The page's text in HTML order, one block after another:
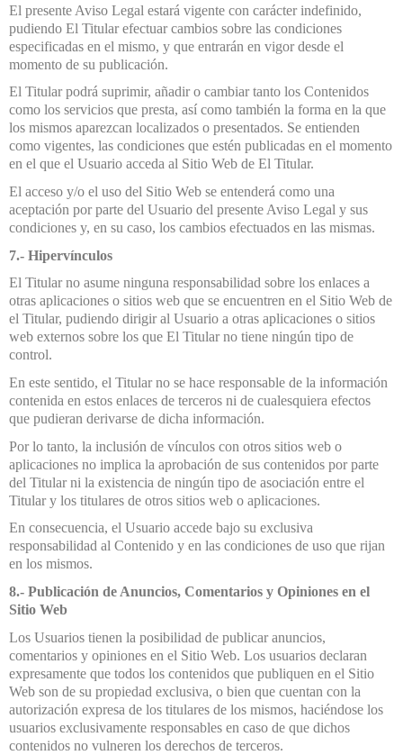
El presente Aviso Legal estará vigente con carácter indefinido,
pudiendo El Titular efectuar cambios sobre las condiciones
especificadas en el mismo, y que entrarán en vigor desde el
momento de su publicación.
El Titular podrá suprimir, añadir o cambiar tanto los Contenidos
como los servicios que presta, así como también la forma en la que
los mismos aparezcan localizados o presentados. Se entienden
como vigentes, las condiciones que estén publicadas en el momento
en el que el Usuario acceda al Sitio Web de El Titular.
El acceso y/o el uso del Sitio Web se entenderá como una
aceptación por parte del Usuario del presente Aviso Legal y sus
condiciones y, en su caso, los cambios efectuados en las mismas.
7.- Hipervínculos
El Titular no asume ninguna responsabilidad sobre los enlaces a
otras aplicaciones o sitios web que se encuentren en el Sitio Web de
el Titular, pudiendo dirigir al Usuario a otras aplicaciones o sitios
web externos sobre los que El Titular no tiene ningún tipo de
control.
En este sentido, el Titular no se hace responsable de la información
contenida en estos enlaces de terceros ni de cualesquiera efectos
que pudieran derivarse de dicha información.
Por lo tanto, la inclusión de vínculos con otros sitios web o
aplicaciones no implica la aprobación de sus contenidos por parte
del Titular ni la existencia de ningún tipo de asociación entre el
Titular y los titulares de otros sitios web o aplicaciones.
En consecuencia, el Usuario accede bajo su exclusiva
responsabilidad al Contenido y en las condiciones de uso que rijan
en los mismos.
8.- Publicación de Anuncios, Comentarios y Opiniones en el
Sitio Web
Los Usuarios tienen la posibilidad de publicar anuncios,
comentarios y opiniones en el Sitio Web. Los usuarios declaran
expresamente que todos los contenidos que publiquen en el Sitio
Web son de su propiedad exclusiva, o bien que cuentan con la
autorización expresa de los titulares de los mismos, haciéndose los
usuarios exclusivamente responsables en caso de que dichos
contenidos no vulneren los derechos de terceros.